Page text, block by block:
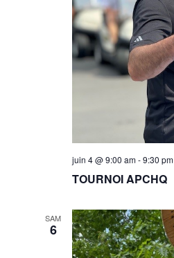
TOURNOI APCHQ
juin 4 @ 9:00 am-9:30 pm
SAM
6